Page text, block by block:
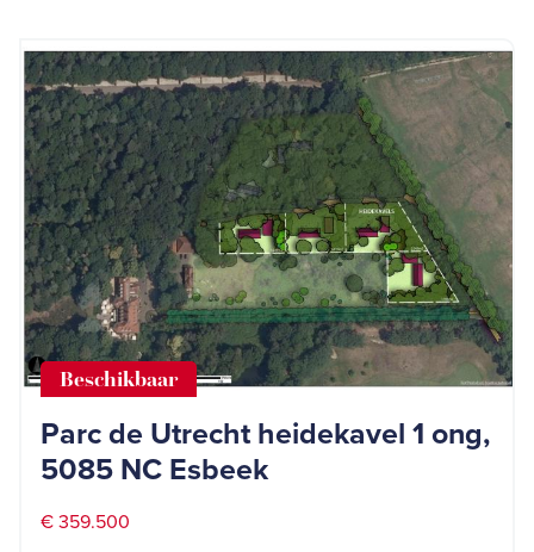
Beschikbaar
Parc de Utrecht heidekavel 1 ong,
5085 NC Esbeek
€ 359.500